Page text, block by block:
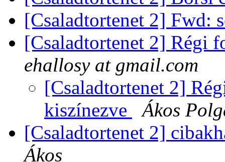
[Csaladtortenet 2] Fwd:
[Csaladtortenet 2] Régi
ehallosy at gmail.com
[Csaladtortenet 2]
kiszínezve
Ákos
[Csaladtortenet 2]
Ákos